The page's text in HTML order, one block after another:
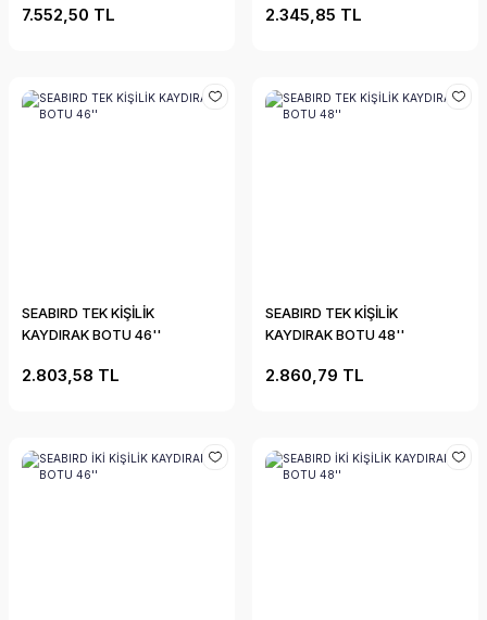
7.552,50 TL 2.345,85 TL
SEABIRD TEK KİŞİLİK
KAYDIRAK BOTU 46''
2.803,58 TL
SEABIRD TEK KİŞİLİK
KAYDIRAK BOTU 48''
2.860,79 TL